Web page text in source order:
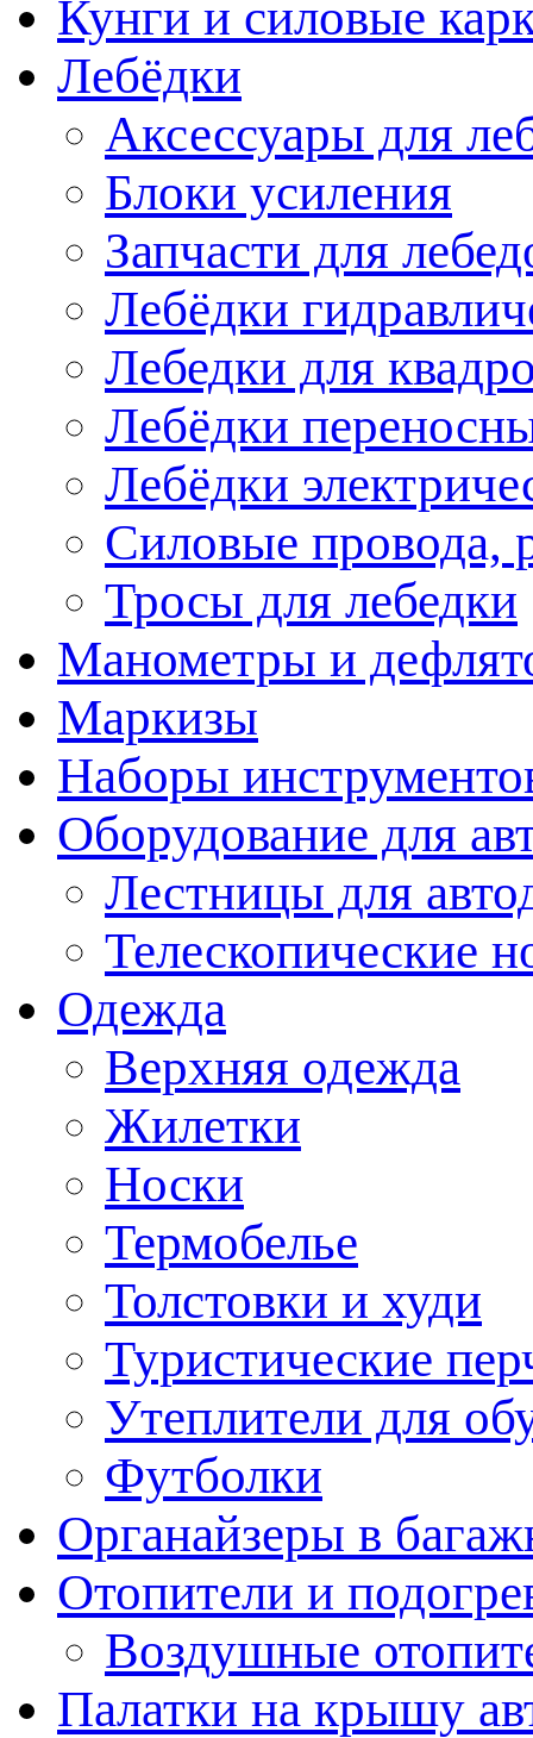
Кунги и силовые
Лебёдки
Аксессуары для
Блоки усиления
Запчасти для
Лебёдки
Лебедки для
Лебёдки
Лебёдки
Силовые провода,
Тросы для лебедки
Манометры и
Маркизы
Наборы
Оборудование для
Лестницы для
Телескопические
Одежда
Верхняя одежда
Жилетки
Носки
Термобелье
Толстовки и худи
Туристические
Утеплители для
Футболки
Органайзеры в
Отопители и
Воздушные
Палатки на крышу